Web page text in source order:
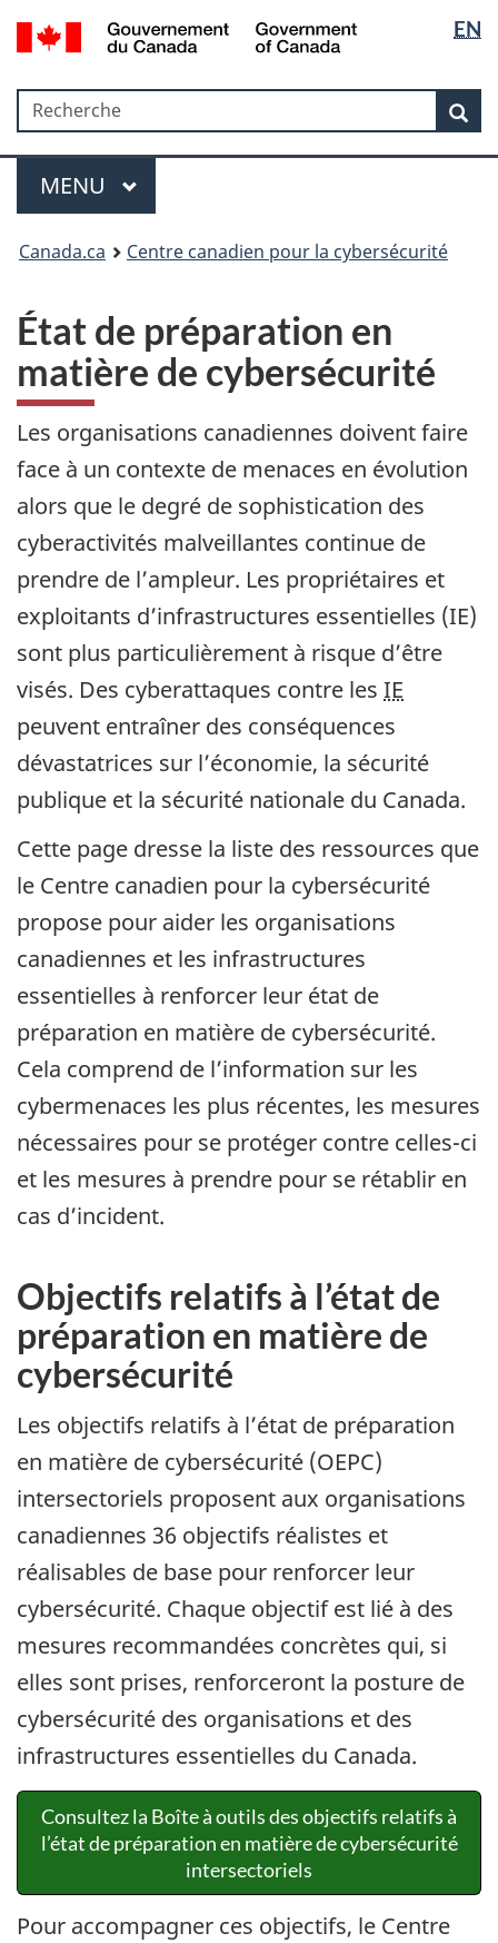
Passer
au
Invitations
Passer
au
Passer
à
sujet
du
Passer
à
HTML
simplifiée
la
langue
EN
Government
Gouvernement
du
Recherche
Recherche
Menu
MAIN
MENU
Canada.ca Centre canadien pour la cybersécurité
État de préparation en
matière de cybersécurité
Les organisations canadiennes doivent faire
face à un contexte de menaces en évolution
alors que le degré de sophistication des
cyberactivités malveillantes continue de
prendre de l’ampleur. Les propriétaires et
exploitants d’infrastructures essentielles (IE)
sont plus particulièrement à risque d’être
visés. Des cyberattaques contre les IE
peuvent entraîner des conséquences
dévastatrices sur l’économie, la sécurité
publique et la sécurité nationale du Canada.
Cette page dresse la liste des ressources que
le Centre canadien pour la cybersécurité
propose pour aider les organisations
canadiennes et les infrastructures
essentielles à renforcer leur état de
préparation en matière de cybersécurité.
Cela comprend de l’information sur les
cybermenaces les plus récentes, les mesures
nécessaires pour se protéger contre celles-ci
et les mesures à prendre pour se rétablir en
cas d’incident.
Objectifs relatifs à l’état de
préparation en matière de
cybersécurité
Les objectifs relatifs à l’état de préparation
en matière de cybersécurité (OEPC)
intersectoriels proposent aux organisations
canadiennes 36 objectifs réalistes et
réalisables de base pour renforcer leur
cybersécurité. Chaque objectif est lié à des
mesures recommandées concrètes qui, si
elles sont prises, renforceront la posture de
cybersécurité des organisations et des
infrastructures essentielles du Canada.
Consultez la Boîte à outils des objectifs relatifs à
l’état de préparation en matière de cybersécurité
intersectoriels
Pour accompagner ces objectifs, le Centre